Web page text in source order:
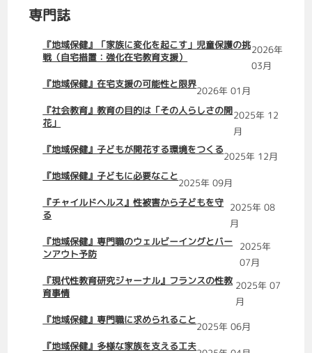
専門誌
『地域保健』「家族に変化を起こす」児童保護の挑
戦（自宅措置：強化在宅教育支援）
2026年
03月
『地域保健』在宅支援の可能性と限界
2026年 01月
『社会教育』教育の目的は「その人らしさの開
花」
2025年 12
月
『地域保健』子どもが開花する環境をつくる
2025年 12月
『地域保健』子どもに必要なこと
2025年 09月
『チャイルドヘルス』性被害から子どもを守
る
2025年 08
月
『地域保健』専門職のウェルビーイングとバー
ンアウト予防
2025年
07月
『現代性教育研究ジャーナル』フランスの性教
育事情
2025年 07
月
『地域保健』専門職に求められること
2025年 06月
『地域保健』多様な家族を支える工夫